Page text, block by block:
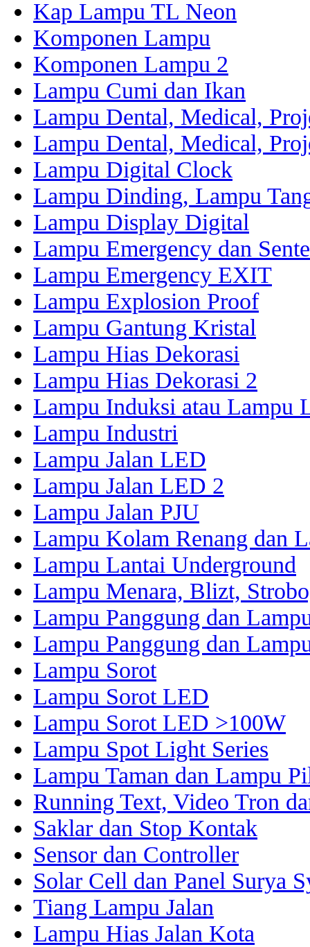
Kap Lampu TL Neon
Komponen Lampu
Komponen Lampu 2
Lampu Cumi dan Ikan
Lampu Dental, Medical,
Lampu Dental, Medical,
Lampu Digital Clock
Lampu Dinding, Lampu
Lampu Display Digital
Lampu Emergency dan
Lampu Emergency EXIT
Lampu Explosion Proof
Lampu Gantung Kristal
Lampu Hias Dekorasi
Lampu Hias Dekorasi 2
Lampu Induksi atau Lampu
Lampu Industri
Lampu Jalan LED
Lampu Jalan LED 2
Lampu Jalan PJU
Lampu Kolam Renang dan
Lampu Lantai Underground
Lampu Menara, Blizt,
Lampu Panggung dan
Lampu Panggung dan
Lampu Sorot
Lampu Sorot LED
Lampu Sorot LED >100W
Lampu Spot Light Series
Lampu Taman dan Lampu
Running Text, Video Tron
Saklar dan Stop Kontak
Sensor dan Controller
Solar Cell dan Panel Surya
Tiang Lampu Jalan
Lampu Hias Jalan Kota